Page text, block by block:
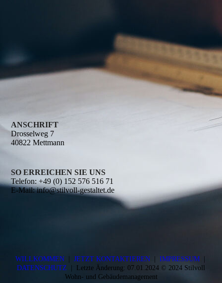
ANSCHRIFT
Drosselweg 7
40822 Mettmann
SO ERREICHEN SIE UNS
Telefon: +49 (0) 152 576 516 71
E-Mail:info@stilvoll-gestaltet.de
WILLKOMMEN| JETZT KONTAKTIEREN| IMPRESSUM|
DATENSCHUTZ | Letzte Änderung: 07.01.2024 © 2024 Stilvoll
Wohn- und Gebäudemanagement